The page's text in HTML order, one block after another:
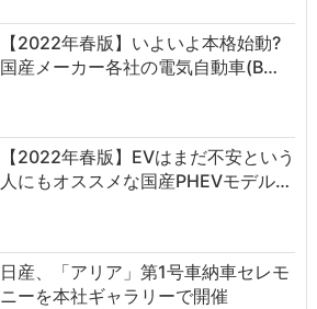
【2022年春版】いよいよ本格始動?
国産メーカー各社の電気自動車(B…
【2022年春版】EVはまだ不安という
人にもオススメな国産PHEVモデル…
日産、「アリア」第1号車納車セレモ
ニーを本社ギャラリーで開催